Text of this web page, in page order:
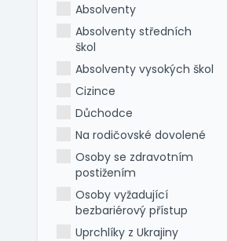
Absolventy
Absolventy středních
škol
Absolventy vysokých škol
Cizince
Důchodce
Na rodičovské dovolené
Osoby se zdravotním
postižením
Osoby vyžadující
bezbariérový přístup
Uprchlíky z Ukrajiny